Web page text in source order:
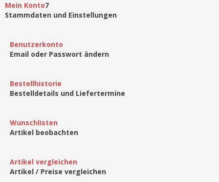
Mein Konto7
Stammdaten und Einstellungen
Benutzerkonto
Email oder Passwort ändern
Bestellhistorie
Bestelldetails und Liefertermine
Wunschlisten
Artikel beobachten
Artikel vergleichen
Artikel / Preise vergleichen